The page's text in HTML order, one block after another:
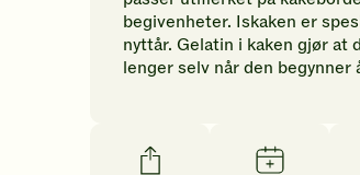
til
å
vurdere
denne
begivenheter. Iskaken er
nyttår. Gelatin i kaken gjør at
lenger selv når den begynner